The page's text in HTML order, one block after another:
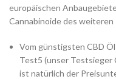
europäischen
Cannabinoide des weiteren
Vom günstigsten CBD
Test5 (unser Testsieger
ist natürlich der